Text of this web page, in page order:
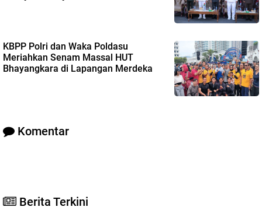
KBPP Polri dan Waka Poldasu
Meriahkan Senam Massal HUT
Bhayangkara di Lapangan Merdeka
Komentar
Berita Terkini